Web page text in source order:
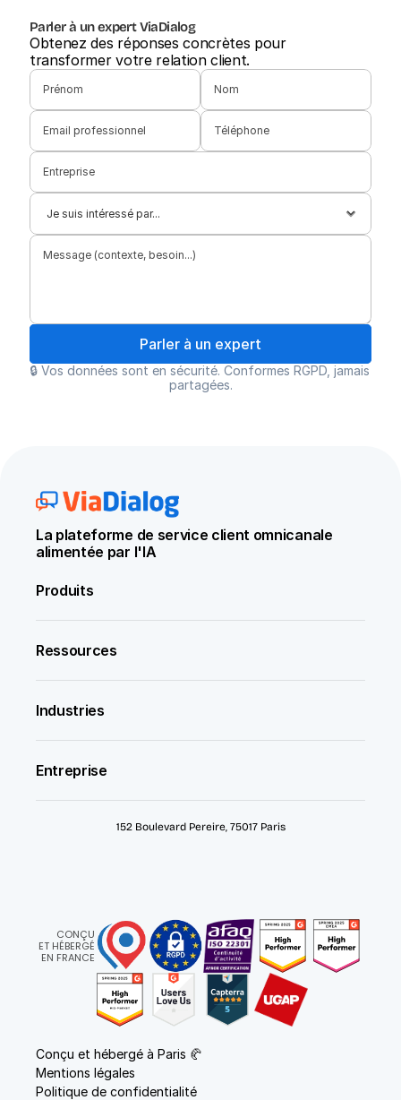
Parler à un expert ViaDialog
Obtenez des réponses concrètes pour
transformer votre relation client.
Parler à un expert
🔒 Vos données sont en sécurité. Conformes RGPD, jamais
partagées.
La plateforme de service client omnicanale
alimentée par l'IA
Produits
Ressources
Industries
Entreprise
152 Boulevard Pereire, 75017 Paris
CONÇU
ET HÉBERGÉ
EN FRANCE
Conçu et hébergé à Paris 🥐
Mentions légales
Politique de confidentialité